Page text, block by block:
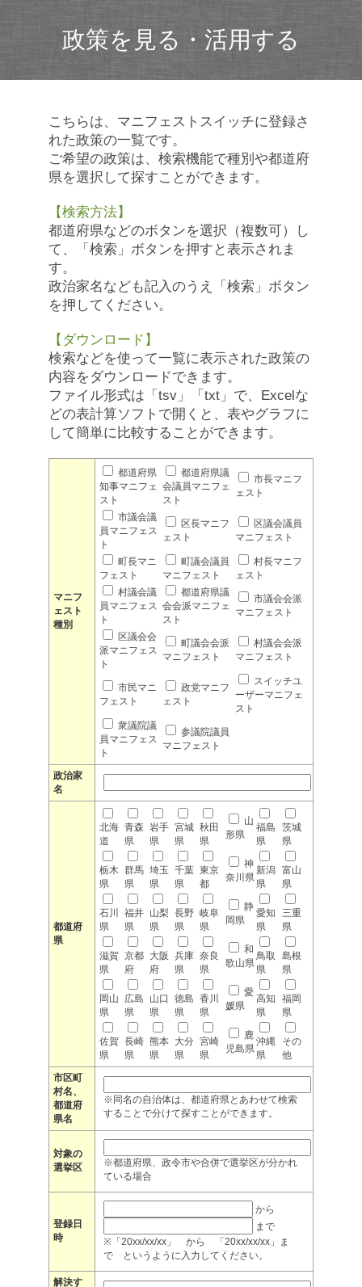
政策を見る・活用する
こちらは、マニフェストスイッチに登録さ
れた政策の一覧です。
ご希望の政策は、検索機能で種別や都道府
県を選択して探すことができます。
【検索方法】
都道府県などのボタンを選択（複数可）し
て、「検索」ボタンを押すと表示されま
す。
政治家名なども記入のうえ「検索」ボタン
を押してください。
【ダウンロード】
検索などを使って一覧に表示された政策の
内容をダウンロードできます。
ファイル形式は「tsv」「txt」で、Excelな
どの表計算ソフトで開くと、表やグラフに
して簡単に比較することができます。
マニフ
ェスト
種別
都道府県
知事マニフェ
スト
都道府県議
会議員マニフェ
スト
市長マニフ
ェスト
市議会議
員マニフェス
ト
区長マニフ
ェスト
区議会議員
マニフェスト
町長マニ
フェスト
町議会議員
マニフェスト
村長マニフ
ェスト
村議会議
員マニフェス
ト
都道府県議
会会派マニフェ
スト
市議会会派
マニフェスト
区議会会
派マニフェス
ト
町議会会派
マニフェスト
村議会会派
マニフェスト
市民マニ
フェスト
政党マニフ
ェスト
スイッチユ
ーザーマニフェ
スト
衆議院議
員マニフェス
ト
参議院議員
マニフェスト
政治家
名
都道府
県
北海
道
青森
県
岩手
県
宮城
県
秋田
県
山
形県
福島
県
茨城
県
栃木
県
群馬
県
埼玉
県
千葉
県
東京
都
神
奈川県
新潟
県
富山
県
石川
県
福井
県
山梨
県
長野
県
岐阜
県
静
岡県
愛知
県
三重
県
滋賀
県
京都
府
大阪
府
兵庫
県
奈良
県
和
歌山県
鳥取
県
島根
県
岡山
県
広島
県
山口
県
徳島
県
香川
県
愛
媛県
高知
県
福岡
県
佐賀
県
長崎
県
熊本
県
大分
県
宮崎
県
鹿
児島県
沖縄
県
その
他
市区町
村名、
都道府
県名
※同名の自治体は、都道府県とあわせて検索
することで分けて探すことができます。
対象の
選挙区
※都道府県、政令市や合併で選挙区が分かれ
ている場合
登録日
時
から
まで
※「20xx/xx/xx」 から 「20xx/xx/xx」ま
で というように入力してください。
解決す